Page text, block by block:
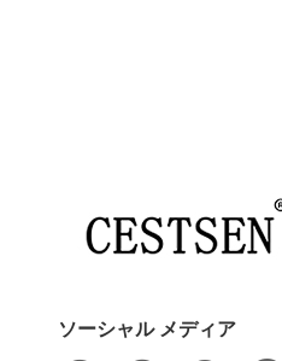
ソーシャル メディア